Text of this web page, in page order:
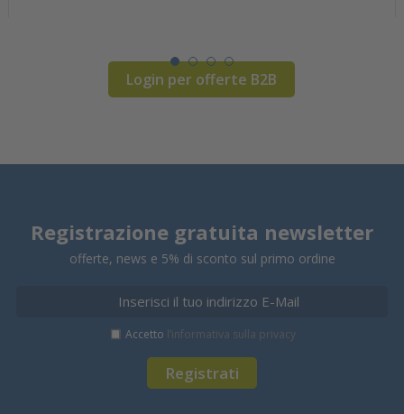
Login per offerte B2B
Registrazione gratuita newsletter
offerte, news e 5% di sconto sul primo ordine
Registrati
Accetto l’informativa sulla privacy